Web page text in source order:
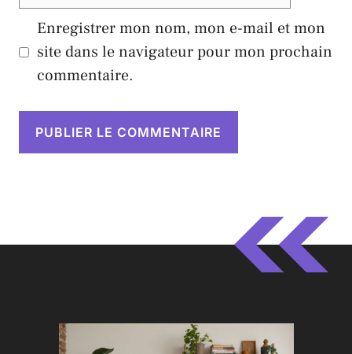
Enregistrer mon nom, mon e-mail et mon
site dans le navigateur pour mon prochain
commentaire.
e